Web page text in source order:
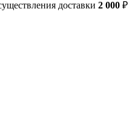
доставки 2 000 ₽